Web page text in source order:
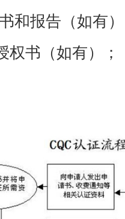
和报告（如有
权书（如有）；